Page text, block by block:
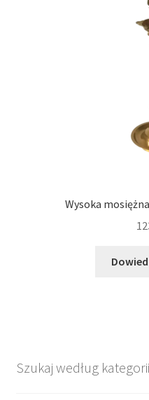
Wysoka
Szukaj według kategorii